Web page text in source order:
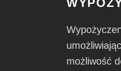
możliwość